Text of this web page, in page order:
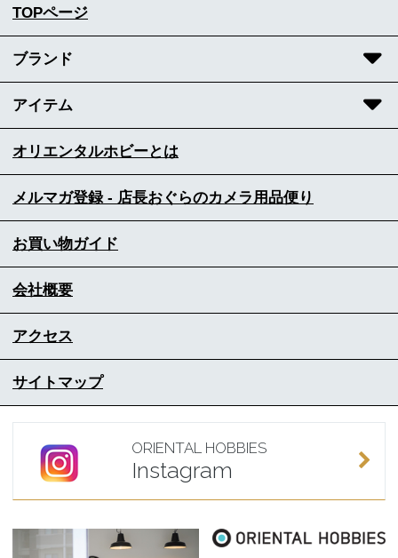
TOPページ
ブランド
アイテム
オリエンタルホビーとは
メルマガ登録 - 店長おぐらのカメラ用品便り
お買い物ガイド
会社概要
アクセス
サイトマップ
ORIENTAL HOBBIES
Instagram